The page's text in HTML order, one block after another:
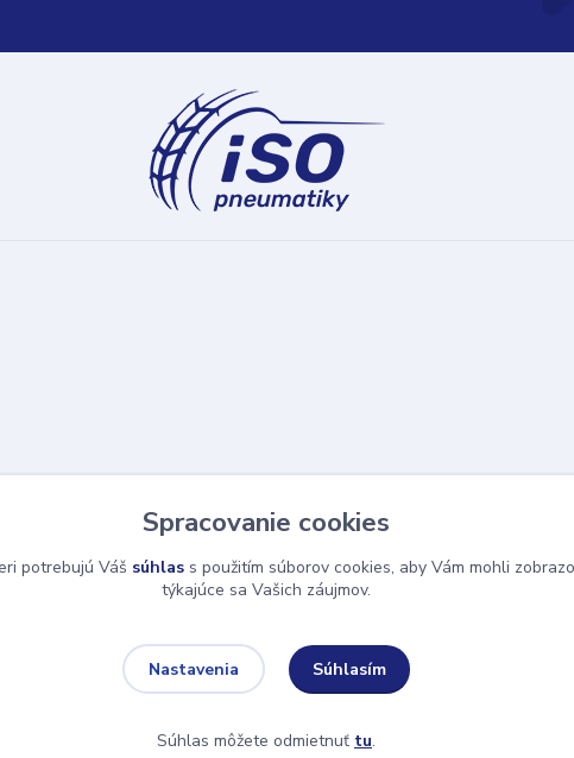
Spracovanie cookies
potrebujú Váš súhlas s použitím súborov cookies, aby Vám mohli
týkajúce sa Vašich záujmov.
Nastavenia Súhlasím
Súhlas môžete odmietnuť tu.